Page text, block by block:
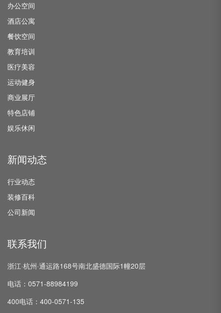
办公空间
酒店公寓
餐饮空间
教育培训
医疗美容
运动健身
商业展厅
特色店铺
娱乐休闲
新闻动态
行业动态
装修百科
公司新闻
联系我们
浙江·杭州·通运路168号南北盛德国际1幢20层
电话：0571-88984199
400电话：400-0571-135